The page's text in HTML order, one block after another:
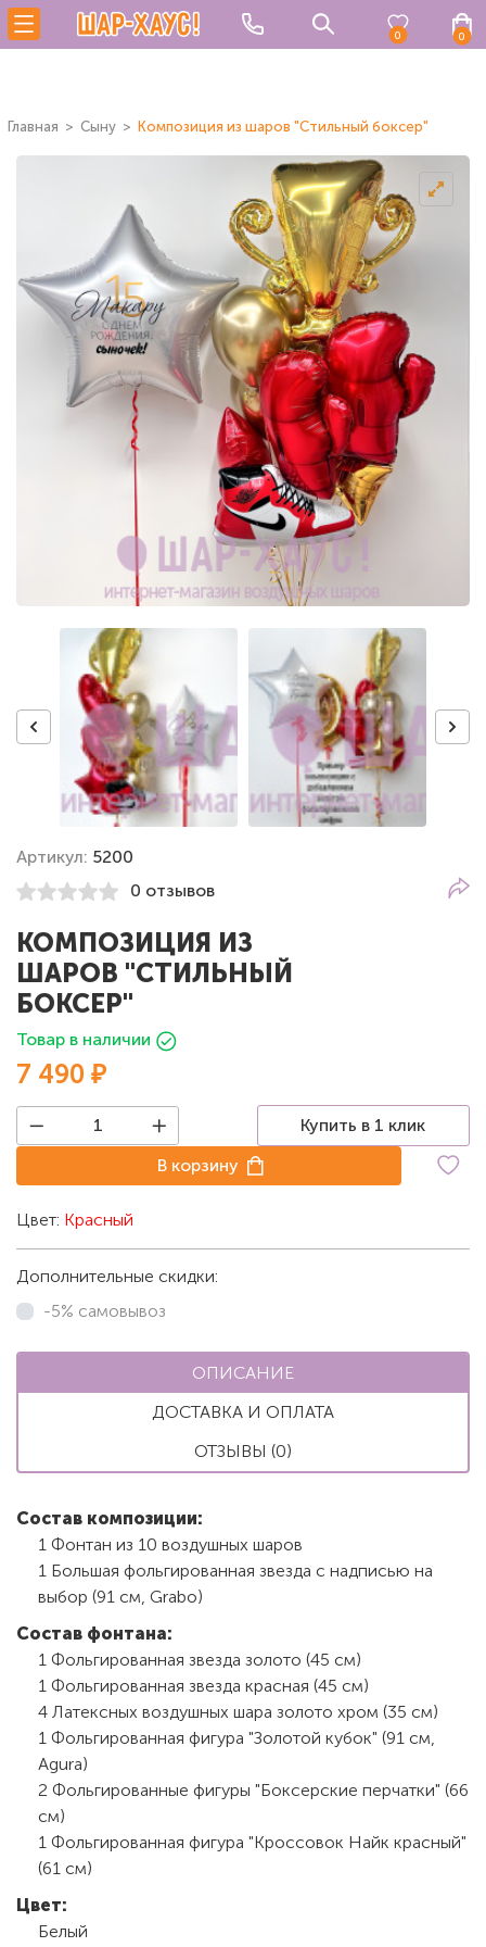
0 0
Главная Сыну Композиция из шаров "Стильный боксер"
Артикул: 5200
0 отзывов
КОМПОЗИЦИЯ ИЗ
ШАРОВ "СТИЛЬНЫЙ
БОКСЕР"
Товар в наличии
7 490 ₽
Купить в 1 клик
В корзину
Цвет: Красный
Дополнительные скидки:
-5% самовывоз
ОПИСАНИЕ
ДОСТАВКА И ОПЛАТА
ОТЗЫВЫ (0)
Состав композиции:
1 Фонтан из 10 воздушных шаров
1 Большая фольгированная звезда с надписью на
выбор (91 см, Grabo)
Состав фонтана:
1 Фольгированная звезда золото (45 см)
1 Фольгированная звезда красная (45 см)
4 Латексных воздушных шара золото хром (35 см)
1 Фольгированная фигура "Золотой кубок" (91 см,
Agura)
2 Фольгированные фигуры "Боксерские перчатки" (66
см)
1 Фольгированная фигура "Кроссовок Найк красный"
(61 см)
Цвет:
Белый